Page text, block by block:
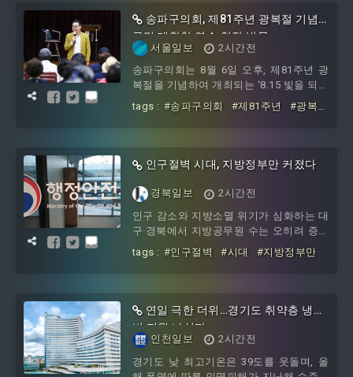
송파구의회, 제81주년 광복절 기념
구민 대합창 연습 현장 방문
서울일보
2시간전
송파구의회는 8월 6일 오후, 제81주년 광
복절을 기념하여 개최되는 ‘8.15 빛을 되찾
은 날 기쁨의 합창’ 송파구민 대합창 연습
현장을 방문해 구민들을 격려했다.이번 대
높이기 위해 마련된 본 무대를 앞두고 진
행되었다.손병화 의장은 “오늘 다 같이 모
여서 합창하는 모습이 너무 멋지기도 하고
감사하다는 말씀을 드린다”며, “오늘 여러
분들이 함께 부르는 이 목소리와 아름다운
화음이 송파구의 더욱 밝은 내일을 만들어
나
tags : #송파구의회 #제81주년
#광복
인구절벽 시대, 지방정부만 커졌다
경북일보
2시간전
인구 감소와 지방소멸 위기가 심화하는 대
구·경북에서 지방공무원 수는 오히려 증가
한 것으로 나타나 행정조직 운영 방식을
재검토해야 한다는 지적이 제기됐다.자유
전국 226개 기초지방자치단체의 주민등록
인구는
tags : #인구절벽 #시대 #지방정부만
연일 극한 더위…경기도 취약층 냉방
비 지원 나설까
인천일보
2시간전
경기도 낮 최고기온은 39도를 웃돌며, 올